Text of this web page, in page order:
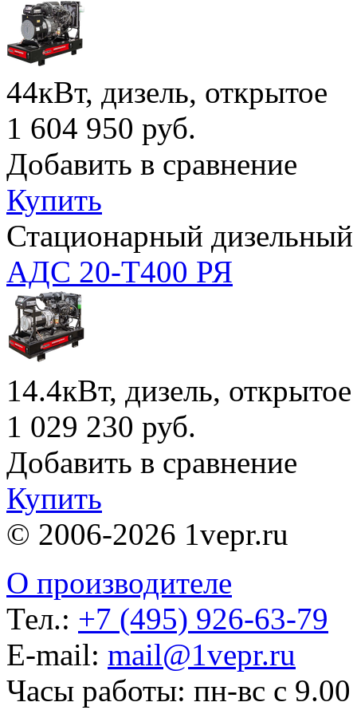
44кВт, дизель, открытое
1 604 950 руб.
Добавить в сравнение
Купить
Стационарный дизельный
АДС 20-Т400 РЯ
14.4кВт, дизель, открытое
1 029 230 руб.
Добавить в сравнение
Купить
© 2006-2026 1vepr.ru
О производителе
Тел.: +7 (495) 926-63-79
E-mail: mail@1vepr.ru
Часы работы: пн-вс с